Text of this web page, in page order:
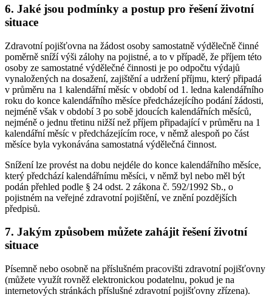
6. Jaké jsou podmínky a postup pro řešení životní
situace
Zdravotní pojišťovna na žádost osoby samostatně výdělečně činné
poměrně sníží výši zálohy na pojistné, a to v případě, že příjem této
osoby ze samostatné výdělečné činnosti je po odpočtu výdajů
vynaložených na dosažení, zajištění a udržení příjmu, který připadá
v průměru na 1 kalendářní měsíc v období od 1. ledna kalendářního
roku do konce kalendářního měsíce předcházejícího podání žádosti,
nejméně však v období 3 po sobě jdoucích kalendářních měsíců,
nejméně o jednu třetinu nižší než příjem připadající v průměru na 1
kalendářní měsíc v předcházejícím roce, v němž alespoň po část
měsíce byla vykonávána samostatná výdělečná činnost.
Snížení lze provést na dobu nejdéle do konce kalendářního měsíce,
který předchází kalendářnímu měsíci, v němž byl nebo měl být
podán přehled podle § 24 odst. 2 zákona č. 592/1992 Sb., o
pojistném na veřejné zdravotní pojištění, ve znění pozdějších
předpisů.
7. Jakým způsobem můžete zahájit řešení životní
situace
Písemně nebo osobně na příslušném pracovišti zdravotní pojišťovny
(můžete využít rovněž elektronickou podatelnu, pokud je na
internetových stránkách příslušné zdravotní pojišťovny zřízena).